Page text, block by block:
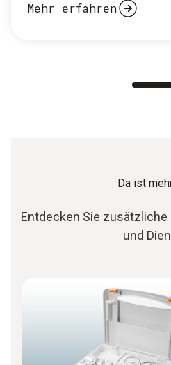
Mehr erfahren
Da ist
Entdecken Sie
und